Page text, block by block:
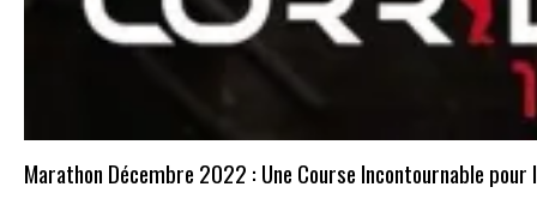
Marathon Décembre 2022 : Une Course Incontournable pour